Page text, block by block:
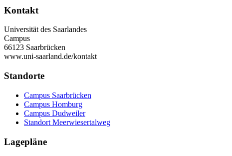
Kontakt
Universität des Saarlandes
Campus
66123 Saarbrücken
www.uni-saarland.de/kontakt
Standorte
Campus Saarbrücken
Campus Homburg
Campus Dudweiler
Standort Meerwiesertalweg
Lagepläne